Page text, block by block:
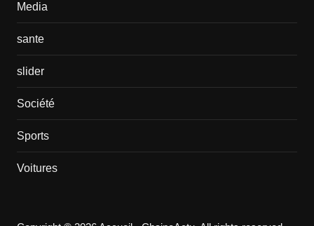
Media
sante
slider
Société
Sports
Voitures